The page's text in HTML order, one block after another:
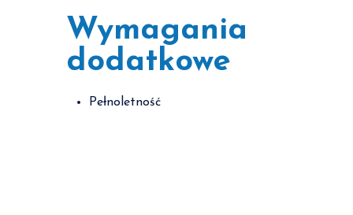
Wymagania
dodatkowe
Pełnoletność